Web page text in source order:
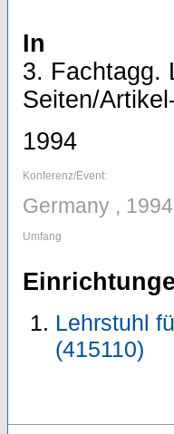
In
3. Fachtagg.
Seiten/
1994
Konferenz/Event:
Germany , 1994
Umfang
Lehrstuhl
(415110)